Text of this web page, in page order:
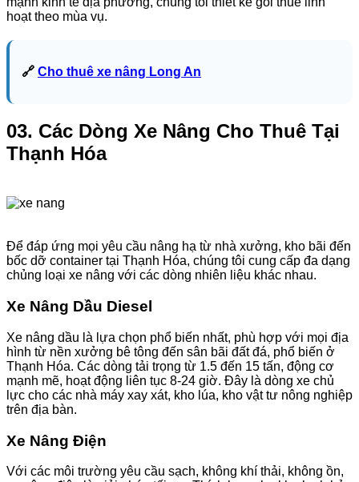
hoạt theo mùa vụ.
🔗 Cho thuê xe nâng Long An
03. Các Dòng Xe Nâng Cho Thuê Tại
Thạnh Hóa
Để đáp ứng mọi yêu cầu nâng hạ từ nhà xưởng, kho bãi đến
bốc dỡ container tại Thạnh Hóa, chúng tôi cung cấp đa dạng
chủng loại xe nâng với các dòng nhiên liệu khác nhau.
Xe Nâng Dầu Diesel
Xe nâng dầu là lựa chọn phổ biến nhất, phù hợp với mọi địa
hình từ nền xưởng bê tông đến sân bãi đất đá, phổ biến ở
Thạnh Hóa. Các dòng tải trọng từ 1.5 đến 15 tấn, động cơ
mạnh mẽ, hoạt động liên tục 8-24 giờ. Đây là dòng xe chủ
lực cho các nhà máy xay xát, kho lúa, kho vật tư nông nghiệp
trên địa bàn.
Xe Nâng Điện
Với các môi trường yêu cầu sạch, không khí thải, không ồn,